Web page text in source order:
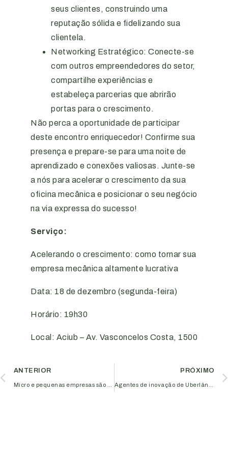
seus clientes, construindo uma
reputação sólida e fidelizando sua
clientela.
Networking Estratégico: Conecte-se
com outros empreendedores do setor,
compartilhe experiências e
estabeleça parcerias que abrirão
portas para o crescimento.
Não perca a oportunidade de participar
deste encontro enriquecedor! Confirme sua
presença e prepare-se para uma noite de
aprendizado e conexões valiosas. Junte-se
a nós para acelerar o crescimento da sua
oficina mecânica e posicionar o seu negócio
na via expressa do sucesso!
Serviço:
Acelerando o crescimento: como tornar sua
empresa mecânica altamente lucrativa
Data: 18 de dezembro (segunda-feira)
Horário: 19h30
Local: Aciub – Av. Vasconcelos Costa, 1500
ANTERIOR PRÓXIMO